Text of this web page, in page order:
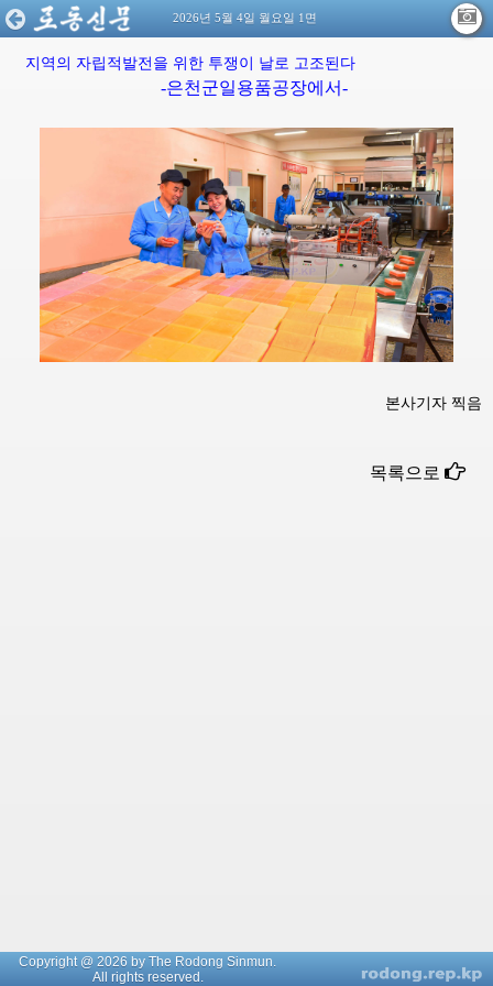
2026년 5월 4일 월요일 1면
지역의 자립적발전을 위한 투쟁이 날로 고조된다
-은천군일용품공장에서-
본사기자 찍음
목록으로
Copyright @ 2026 by The Rodong Sinmun.
All rights reserved.